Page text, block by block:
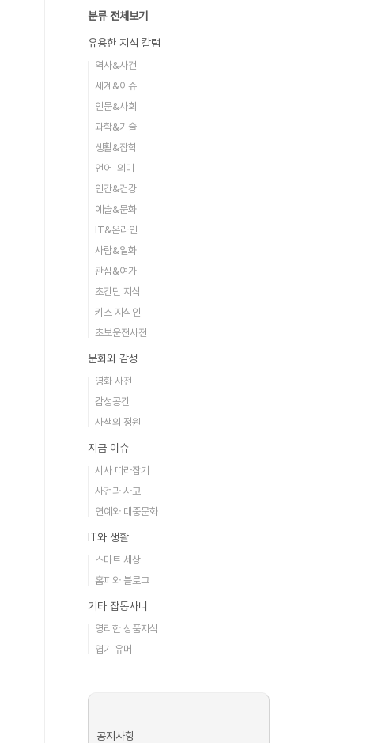
분류 전체보기
유용한 지식 칼럼
역사&사건
세계&이슈
인문&사회
과학&기술
생활&잡학
언어-의미
인간&건강
예술&문화
IT&온라인
사람&일화
관심&여가
초간단 지식
키스 지식인
초보운전사전
문화와 감성
영화 사전
감성공간
사색의 정원
지금 이슈
시사 따라잡기
사건과 사고
연예와 대중문화
IT와 생활
스마트 세상
홈피와 블로그
기타 잡동사니
영리한 상품지식
엽기 유머
공지사항